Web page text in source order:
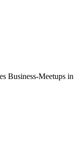
Business-Meetups in